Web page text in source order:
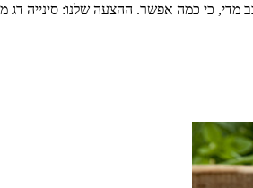
מדי, כי כמה אפשר. ההצעה שלנו: סינייה